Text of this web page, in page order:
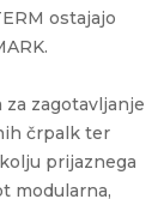
ostajajo
zagotavljanje
črpalk ter
prijaznega
modularna,